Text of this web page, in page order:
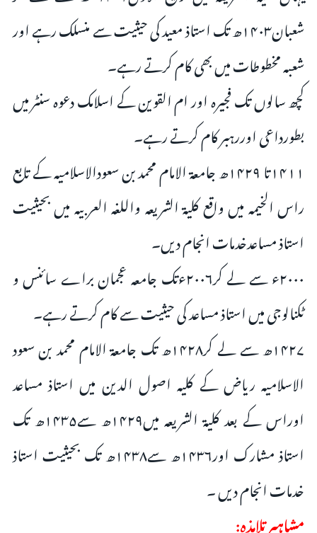
شعبان۱۴۰۳ھ تک استاذ معید کی حیثیت سے منسلک رہے اور
شعبہ مخطوطات میں بھی کام کرتے رہے۔
کچھ سالوں تک فجیرہ اور ام القوین کے اسلامک دعوہ سنٹر میں
بطورداعی اوررہبر کام کرتے رہے۔
۱۴۱۱تا ۱۴۲۹ھ جامعۃ الامام محمد بن سعودالاسلامیہ کے تابع
راس الخیمہ میں واقع کلیة الشریعہ واللغہ العربیہ میں بحیثیت
استاذ مساعدخدمات انجام دیں۔
۲۰۰۰ء سے لے کر۲۰۰۶ءتک جامعہ عجمان براے سائنس و
ٹکنالوجی میں استاذ مساعد کی حیثیت سے کام کرتے رہے۔
۱۴۲۷ھ سے لے کر۱۴۲۸ھ تک جامعۃ الامام محمد بن سعود
الاسلامیہ ریاض کے کلیہ اصول الدین میں استاذ مساعد
اوراس کے بعد کلیۃ الشریعہ میں۱۴۲۹ھ سے۱۴۳۵ھ تک
استاذ مشارک اور۱۴۳۶ھ سے۱۴۳۸ھ تک بحیثیت استاذ
خدمات انجام دیں ۔
مشاہیر تلامذہ: